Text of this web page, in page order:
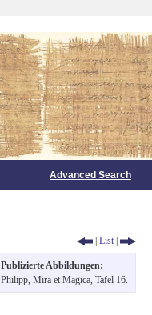
Advanced Search
| List |
Publizierte Abbildungen:
Philipp, Mira et Magica, Tafel 16.